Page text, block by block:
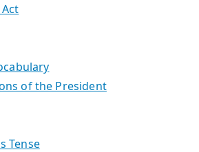
of the President
Tense